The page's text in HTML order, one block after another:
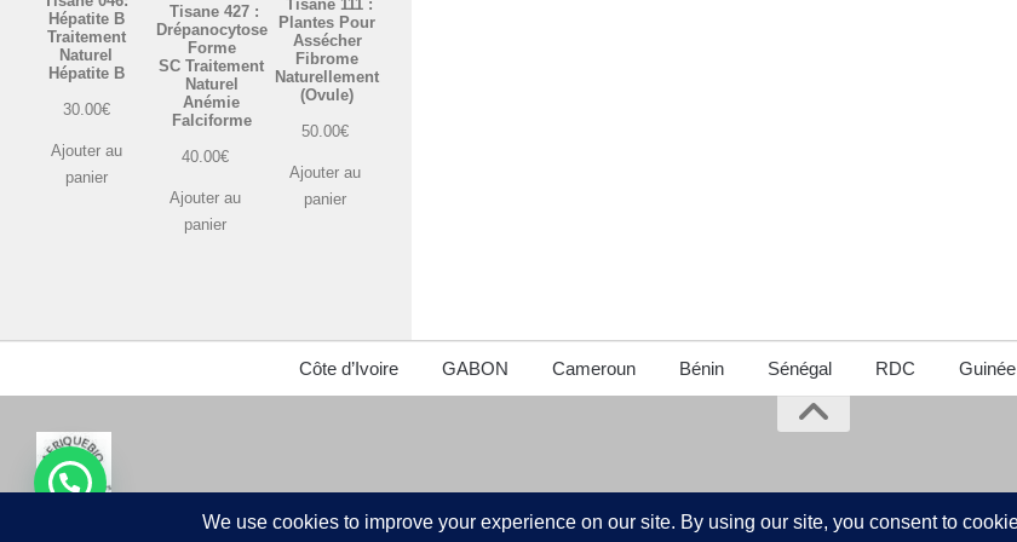
Hépatite B
Traitement
Naturel
Hépatite B
30.00€
Ajouter au
panier
Tisane 427 :
Drépanocytose
Forme
SC Traitement
Naturel
Anémie
Falciforme
40.00€
Ajouter au
panier
Tisane 111 :
Plantes Pour
Assécher
Fibrome
Naturellement
(Ovule)
50.00€
Ajouter au
panier
Côte d’Ivoire GABON Cameroun Bénin Sénégal RDC Guinée